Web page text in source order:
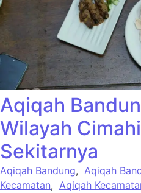
Aqiqah
Wilayah
Sekitarnya
Aqiqah Bandung, Aqiqah
Kecamatan, Aqiqah